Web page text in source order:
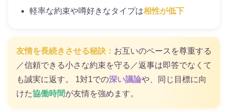
軽率な約束や噂好きなタイプは相性が低下
友情を長続きさせる秘訣： お互いのペースを尊重する
／信頼できる小さな約束を守る／返事は即答でなくて
も誠実に返す。 1対1での深い議論や、同じ目標に向
けた協働時間が友情を強めます。